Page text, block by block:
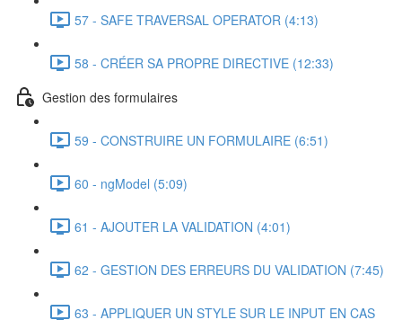
57 - SAFE TRAVERSAL OPERATOR (4:13)
58 - CRÉER SA PROPRE DIRECTIVE (12:33)
Gestion des formulaires
59 - CONSTRUIRE UN FORMULAIRE (6:51)
60 - ngModel (5:09)
61 - AJOUTER LA VALIDATION (4:01)
62 - GESTION DES ERREURS DU VALIDATION (7:45)
63 - APPLIQUER UN STYLE SUR LE INPUT EN CAS